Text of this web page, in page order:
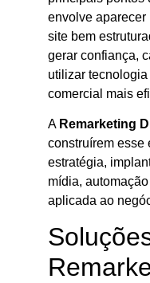
envolve aparecer
site bem
gerar confiança,
utilizar
comercial mais
A Remarketing
construírem esse
estratégia,
mídia,
aplicada ao